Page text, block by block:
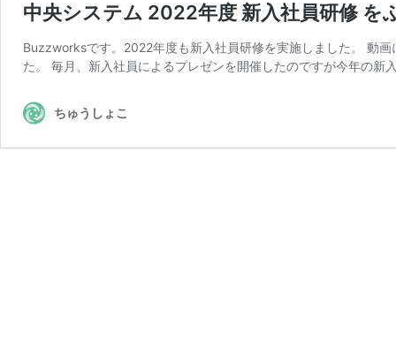
中央システム 2022年度 新入社員研修 を
Buzzworksです。2022年度も新入社員研修を実施しました。 動
た。 毎月、新入社員によるプレゼンを開催したのですが今年の新
ちゅうしょこ